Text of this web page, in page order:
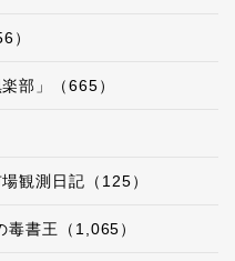
）
部」（665）
観測日記（125）
書王（1,065）